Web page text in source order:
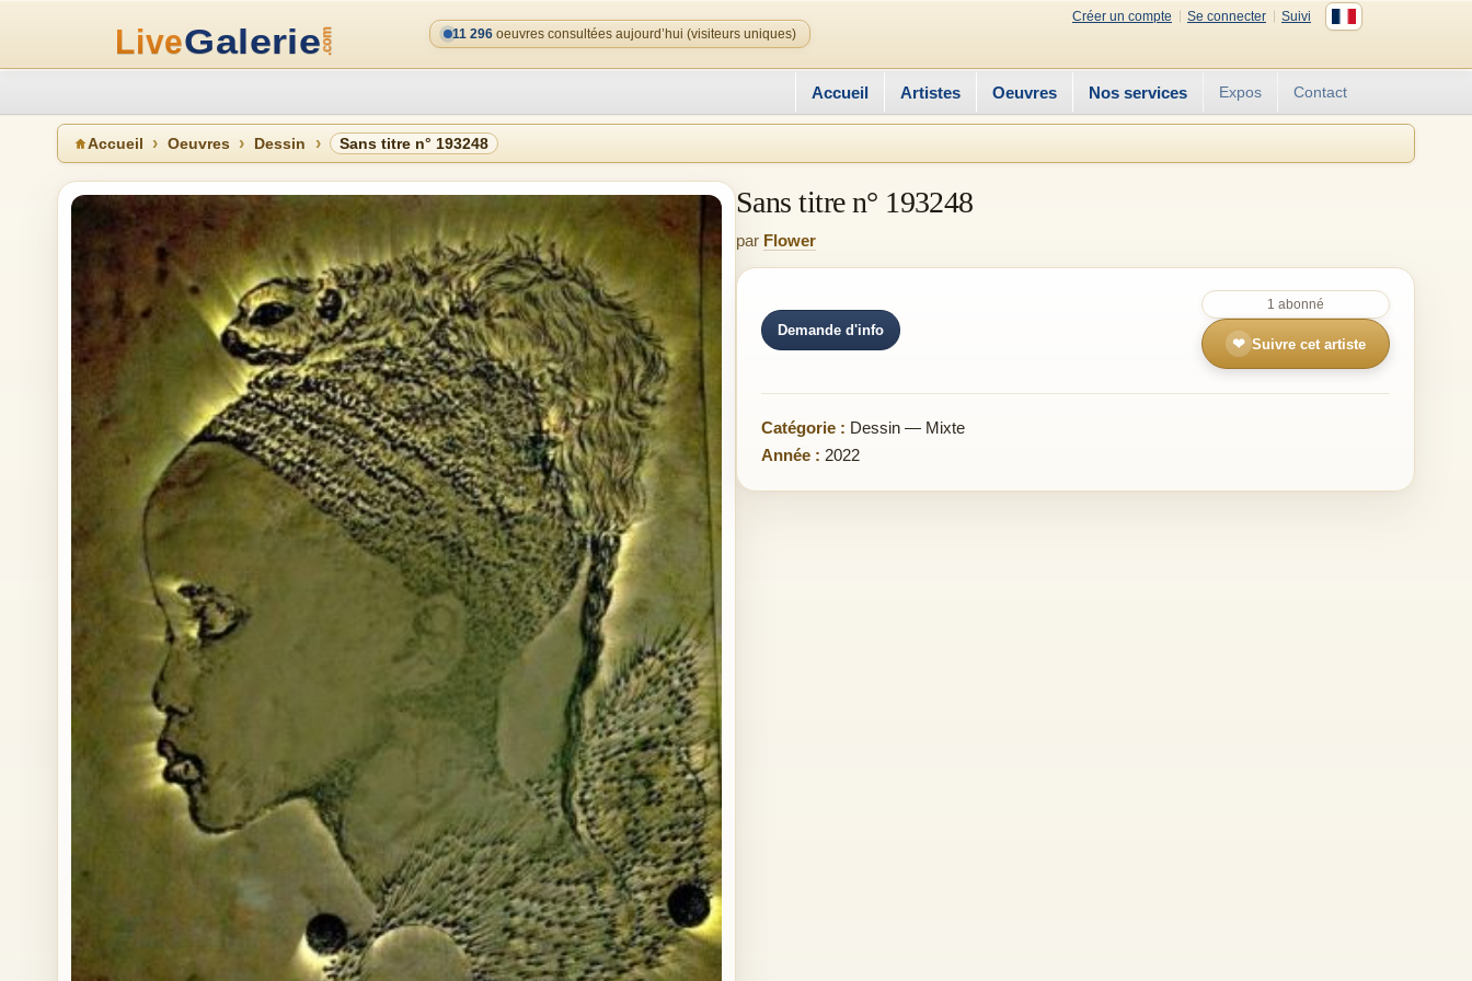
Créer un compte Se connecter
Suivi
11 296 oeuvres consultées aujourd’hui (visiteurs uniques)
Accueil Artistes Oeuvres Nos services Expos Contact
Accueil Oeuvres Dessin Sans titre n° 193248
Sans titre n° 193248
par Flower
Demande d'info
1 abonné
❤ Suivre cet artiste
Catégorie : Dessin — Mixte
Année : 2022